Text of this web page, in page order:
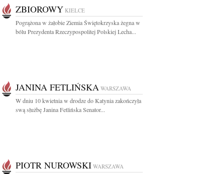
ZBIOROWY KIELCE
Pogrążona w żałobie Ziemia Świętokrzyska żegna w
bólu Prezydenta Rzeczypospolitej Polskiej Lecha...
JANINA FETLIŃSKA WARSZAWA
W dniu 10 kwietnia w drodze do Katynia zakończyła
swą służbę Janina Fetlińska Senator...
PIOTR NUROWSKI WARSZAWA